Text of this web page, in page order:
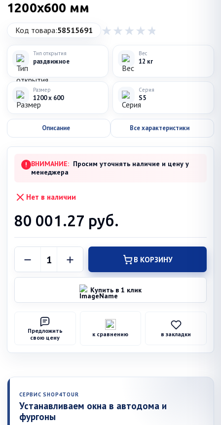
1200x600 мм
Код товара:58515691
Тип открытия
раздвижное
Вес
12 кг
Размер
1200 x 600
Серия
S5
Описание Все характеристики
! ВНИМАНИЕ: Просим уточнять наличие и цену у
менеджера
Нет в наличии
80 001.27 руб.
В КОРЗИНУ
Купить в 1 клик
Предложить
свою цену
к сравнению в закладки
СЕРВИС SHOP4TOUR
Устанавливаем окна в автодома и
фургоны